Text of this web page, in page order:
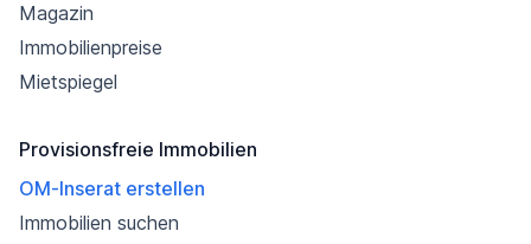
Magazin
Immobilienpreise
Mietspiegel
Provisionsfreie Immobilien
OM-Inserat erstellen
Immobilien suchen